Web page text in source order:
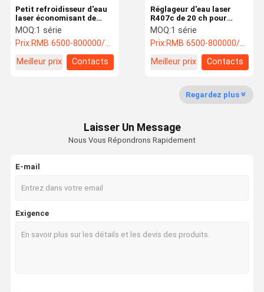
Contrôle De
Nous
Les Affaires
Refroidisseur d'eau refroidi d'air
Chiller à vis refroidi par air
Chiller à vis refroidi à l'eau
réfrigérateur résistant aux explosions
Réglageur d'eau laser
R407c de 20 ch pour
machine de découpe laser
MOQ:1 série
Prix:RMB 6500-800000/PC
Meilleur prix
Contacts
Petit refroidisseur d'eau
laser économisant de
l'énergie grâce à une
conception conviviale
MOQ:1 série
Prix:RMB 6500-800000/PC
Meilleur prix
Contacts
Regardez plus
Laisser Un Message
Nous Vous Répondrons Rapidement
E-mail
Exigence